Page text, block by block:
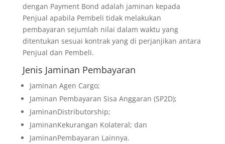
dengan Payment Bond adalah jaminan kepada
Penjual apabila Pembeli tidak melakukan
pembayaran sejumlah nilai dalam waktu yang
ditentukan sesuai kontrak yang di perjanjikan antara
Penjual dan Pembeli.
Jenis Jaminan Pembayaran
Jaminan Agen Cargo;
Jaminan Pembayaran Sisa Anggaran (SP2D);
JaminanDistributorship;
JaminanKekurangan Kolateral; dan
JaminanPembayaran Lainnya.